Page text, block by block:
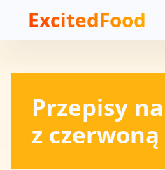
ExcitedFood
Przepisy
z